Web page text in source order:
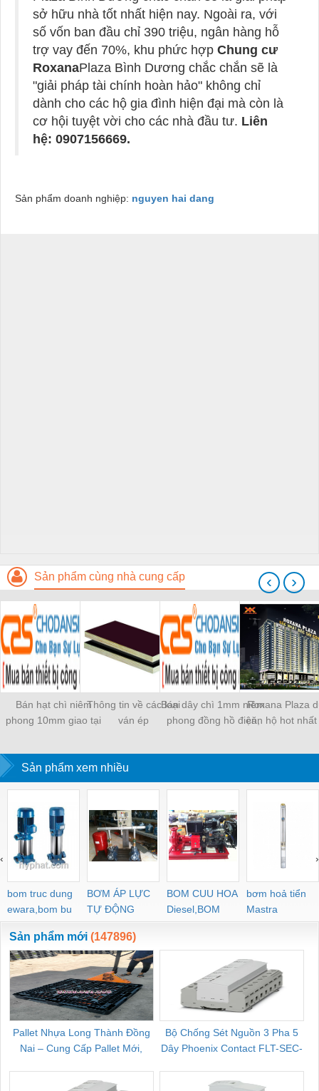
sở hữu nhà tốt nhất hiện nay. Ngoài ra, với
số vốn ban đầu chỉ 390 triệu, ngân hàng hỗ
trợ vay đến 70%, khu phức hợp Chung cư
RoxanaPlaza Bình Dương chắc chắn sẽ là
"giải pháp tài chính hoàn hảo" không chỉ
dành cho các hộ gia đình hiện đại mà còn là
cơ hội tuyệt vời cho các nhà đầu tư. Liên
hệ: 0907156669.
Sản phẩm doanh nghiệp: nguyen hai dang
Sản phẩm cùng nhà cung cấp
Bán hạt chì niêm
phong 10mm giao tại
Thông tin về các loại
ván ép
Bán dây chì 1mm niêm
phong đồng hồ điện,
Roxana Plaza
căn hộ hot nhất
‹ ›
Sản phẩm xem nhiều
bom truc dung
ewara,bom bu
ewara
BƠM ÁP LỰC
TỰ ĐỘNG
BOM CUU HOA
Diesel,BOM
CHUA CHAY
bơm hoả tiển
Mastra
‹ ›
Sản phẩm mới (147896)
Pallet Nhựa Long Thành Đồng
Nai – Cung Cấp Pallet Mới,
Bộ Chống Sét Nguồn 3 Pha 5
Dây Phoenix Contact FLT-SEC-